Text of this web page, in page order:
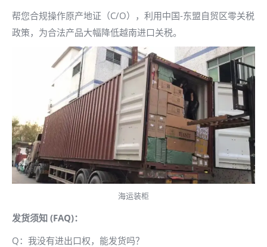
帮您合规操作原产地证（C/O），利用中国-东盟自贸区零关税
政策，为合法产品大幅降低越南进口关税。
海运装柜
发货须知 (FAQ)：
Q：我没有进出口权，能发货吗？